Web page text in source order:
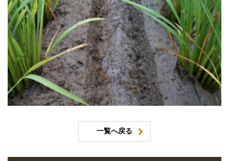
一覧へ戻る